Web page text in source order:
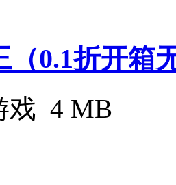
（0.1折开箱
戏 4 MB